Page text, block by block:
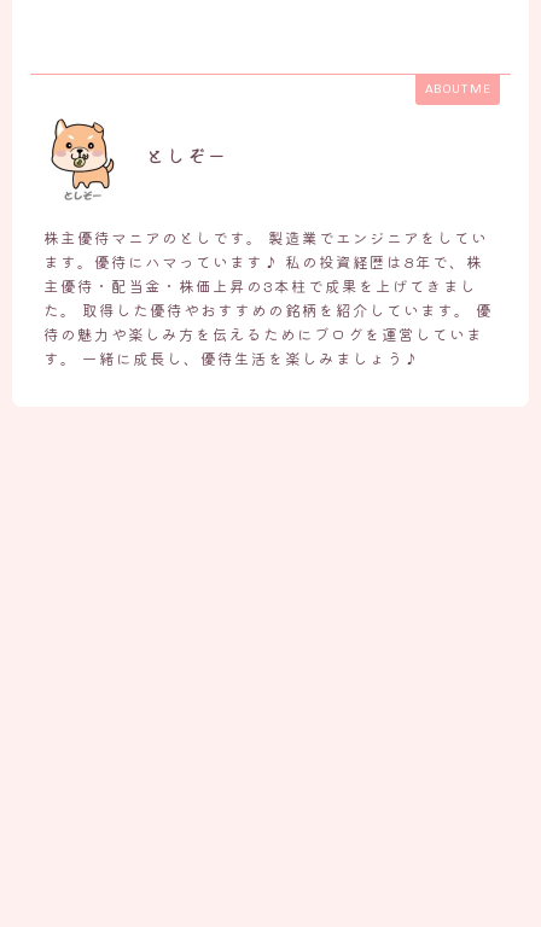
ABOUT ME
としぞー
株主優待マニアのとしです。 製造業でエンジニアをしてい
ます。優待にハマっています♪ 私の投資経歴は8年で、株
主優待・配当金・株価上昇の3本柱で成果を上げてきまし
た。 取得した優待やおすすめの銘柄を紹介しています。 優
待の魅力や楽しみ方を伝えるためにブログを運営していま
す。 一緒に成長し、優待生活を楽しみましょう♪